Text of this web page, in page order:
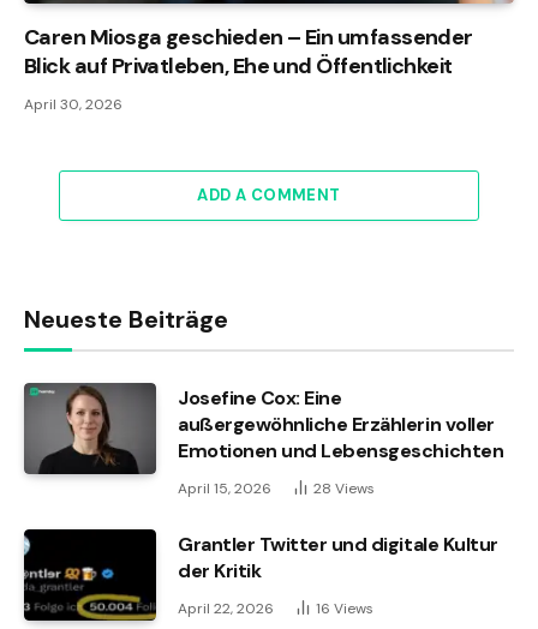
Caren Miosga geschieden – Ein umfassender
Blick auf Privatleben, Ehe und Öffentlichkeit
April 30, 2026
ADD A COMMENT
Neueste Beiträge
Josefine Cox: Eine
außergewöhnliche Erzählerin voller
Emotionen und Lebensgeschichten
April 15, 2026 28 Views
Grantler Twitter und digitale Kultur
der Kritik
April 22, 2026 16 Views